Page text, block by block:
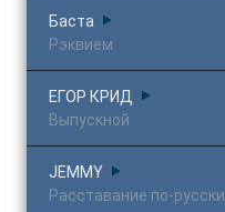
Баста
Рэквием
ЕГОР КРИД
Выпускной
JEMMY
Расставание по-русски